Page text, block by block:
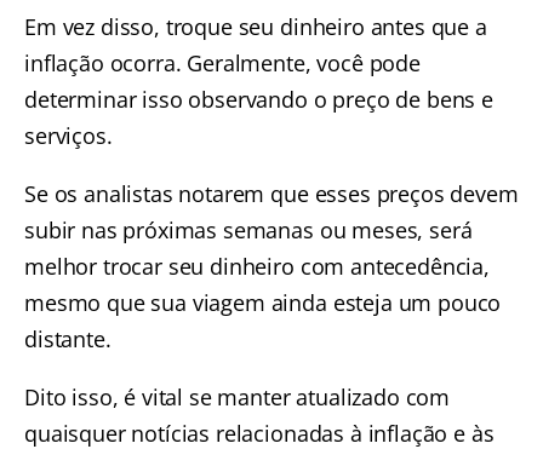
Em vez disso, troque seu dinheiro antes que a
inflação ocorra. Geralmente, você pode
determinar isso observando o preço de bens e
serviços.
Se os analistas notarem que esses preços devem
subir nas próximas semanas ou meses, será
melhor trocar seu dinheiro com antecedência,
mesmo que sua viagem ainda esteja um pouco
distante.
Dito isso, é vital se manter atualizado com
quaisquer notícias relacionadas à inflação e às